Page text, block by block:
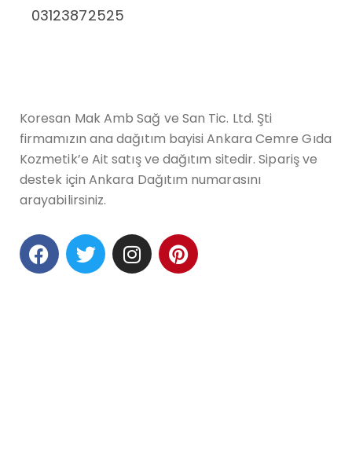
03123872525
Koresan Mak Amb Sağ ve San Tic. Ltd. Şti
firmamızın ana dağıtım bayisi Ankara Cemre Gıda
Kozmetik’e Ait satış ve dağıtım sitedir. Sipariş ve
destek için Ankara Dağıtım numarasını
arayabilirsiniz.